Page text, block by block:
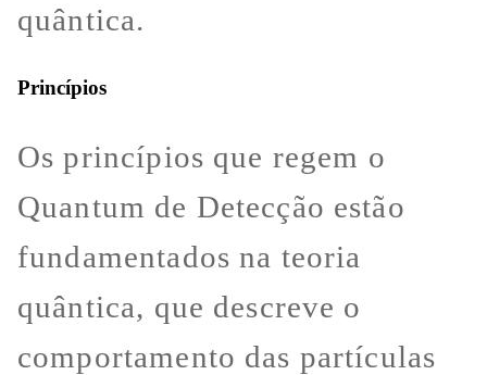
quântica.
Princípios
Os princípios que regem o
Quantum de Detecção estão
fundamentados na teoria
quântica, que descreve o
comportamento das partículas